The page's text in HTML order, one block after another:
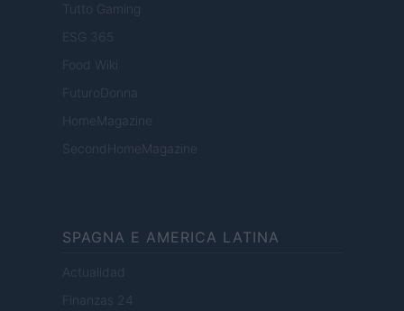
Tutto Gaming
ESG 365
Food Wiki
FuturoDonna
HomeMagazine
SecondHomeMagazine
SPAGNA E AMERICA LATINA
Actualidad
Finanzas 24